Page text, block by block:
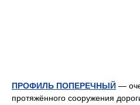
ПРОФИЛЬ ПОПЕРЕЧНЫЙ —
протяжённого сооружения